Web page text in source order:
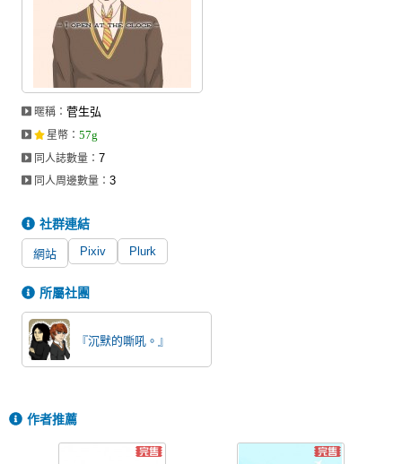
最新消息
同人相關店家
宣傳&交流
工作委託
繪圖藝廊
交流中心
攤位轉讓區
會員功能選單
會員中心
暱稱： 菅生弘
星幣 ：57g
同人誌數量： 7
同人周邊數量：3
社群連結
網站 Pixiv Plurk
所屬社團
『沉默的嘶吼。』
作者推薦